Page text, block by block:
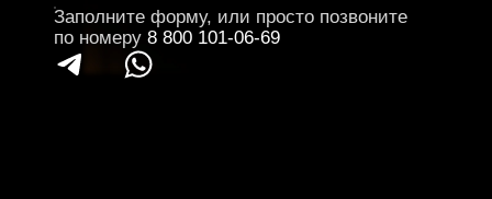
Заполните форму, или просто позвоните
по номеру 8 800 101-06-69